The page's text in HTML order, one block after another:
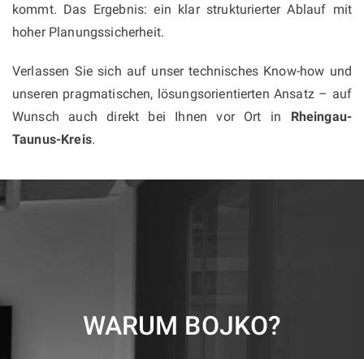
kommt. Das Ergebnis: ein klar strukturierter Ablauf mit
hoher Planungssicherheit.
Verlassen Sie sich auf unser technisches Know-how und
unseren pragmatischen, lösungsorientierten Ansatz – auf
Wunsch auch direkt bei Ihnen vor Ort in Rheingau-
Taunus-Kreis.
WARUM BOJKO?